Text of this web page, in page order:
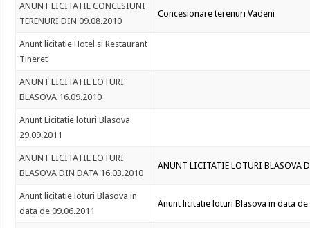
ANUNT LICITATIE CONCESIUNI
TERENURI DIN 09.08.2010
Concesionare terenuri Vadeni
Anunt licitatie Hotel si Restaurant
Tineret
ANUNT LICITATIE LOTURI
BLASOVA 16.09.2010
Anunt Licitatie loturi Blasova
29.09.2011
ANUNT LICITATIE LOTURI
BLASOVA DIN DATA 16.03.2010
ANUNT LICITATIE LOTURI BLASOVA
Anunt licitatie loturi Blasova in
data de 09.06.2011
Anunt licitatie loturi Blasova in data de